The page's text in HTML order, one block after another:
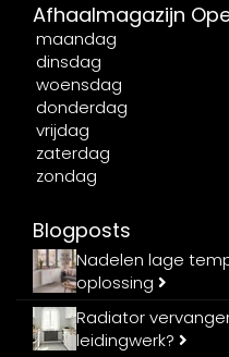
Afhaalmagazijn
maandag
dinsdag
woensdag
donderdag
vrijdag
zaterdag
zondag
Blogposts
Nadelen lage
oplossing
Radiator
leidingwerk?